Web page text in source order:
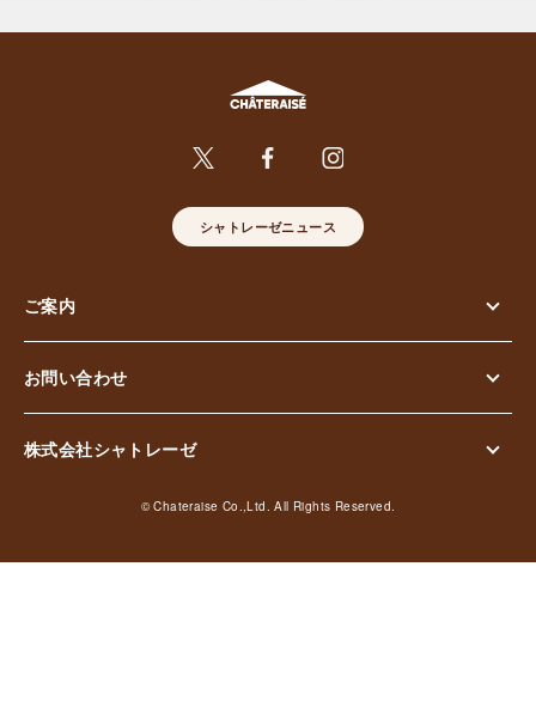
シャトレーゼニュース
ご案内
お問い合わせ
株式会社シャトレーゼ
© Chateraise Co.,Ltd. All Rights Reserved.